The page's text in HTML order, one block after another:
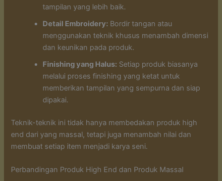
tampilan yang lebih baik.
Detail Embroidery: Bordir tangan atau
menggunakan teknik khusus menambah dimensi
dan keunikan pada produk.
Finishing yang Halus: Setiap produk biasanya
melalui proses finishing yang ketat untuk
memberikan tampilan yang sempurna dan siap
dipakai.
Teknik-teknik ini tidak hanya membedakan produk high
end dari yang massal, tetapi juga menambah nilai dan
membuat setiap item menjadi karya seni.
Perbandingan Produk High End dan Produk Massal